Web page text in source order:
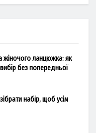
ланцюжка: як
без попередньої
набір, щоб усім